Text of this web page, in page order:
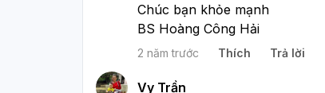
Chúc bạn khỏe mạnh
BS Hoàng Công Hải
2 năm trước Thích Trả lời
Vy Trần